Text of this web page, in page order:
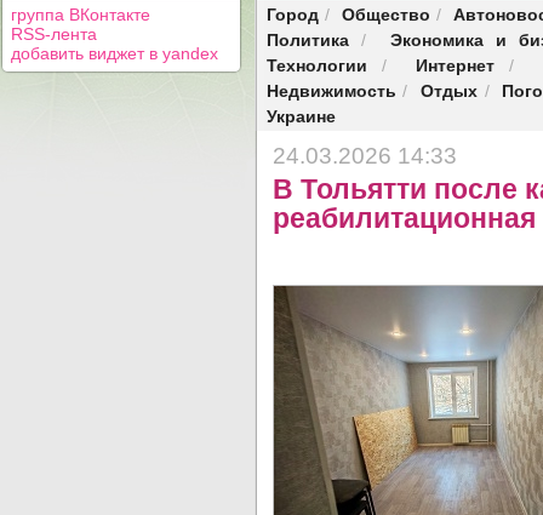
группа ВКонтакте
RSS-лента
добавить виджет в yandex
Город / Общество /
Политика /
Экономика и
Технологии / Интернет/
Недвижимость / Отдых /
Украине
24.03.2026 14:33
В Тольятти после